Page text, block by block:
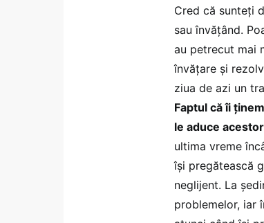
Cred că sunteţi
sau învăţând.
au petrecut mai
învăţare şi
ziua de azi un
Faptul că îi
le aduce
ultima vreme
îşi pregătească
neglijent. La
problemelor, iar